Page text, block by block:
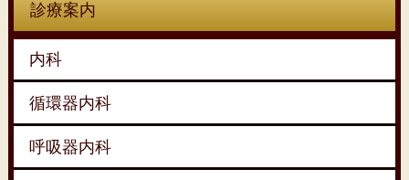
診療案内
内科
循環器内科
呼吸器内科